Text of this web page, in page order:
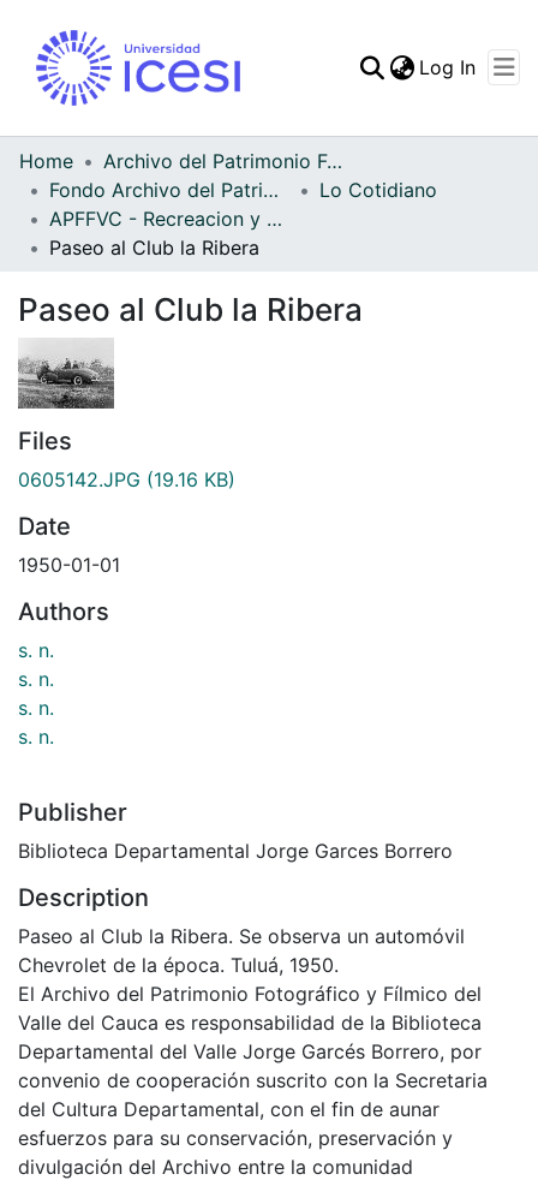
Statistics
Log In
Home
Archivo del Patrimonio Fotográfico y Fílmico del Valle del Cauca
Fondo Archivo del Patrimonio Fotográfico y Fílmico del Valle del Cauca
Lo Cotidiano
APFFVC - Recreacion y Paseo - Patrimonial
Paseo al Club la Ribera
Paseo al Club la Ribera
Files
0605142.JPG (19.16 KB)
Date
1950-01-01
Authors
s. n.
s. n.
s. n.
s. n.
Publisher
Biblioteca Departamental Jorge Garces Borrero
Description
Paseo al Club la Ribera. Se observa un automóvil
Chevrolet de la época. Tuluá, 1950.
El Archivo del Patrimonio Fotográfico y Fílmico del
Valle del Cauca es responsabilidad de la Biblioteca
Departamental del Valle Jorge Garcés Borrero, por
convenio de cooperación suscrito con la Secretaria
del Cultura Departamental, con el fin de aunar
esfuerzos para su conservación, preservación y
divulgación del Archivo entre la comunidad